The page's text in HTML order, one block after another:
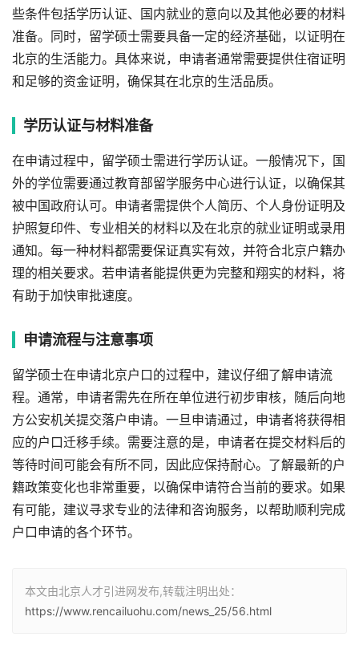
些条件包括学历认证、国内就业的意向以及其他必要的材料
准备。同时，留学硕士需要具备一定的经济基础，以证明在
北京的生活能力。具体来说，申请者通常需要提供住宿证明
和足够的资金证明，确保其在北京的生活品质。
学历认证与材料准备
在申请过程中，留学硕士需进行学历认证。一般情况下，国
外的学位需要通过教育部留学服务中心进行认证，以确保其
被中国政府认可。申请者需提供个人简历、个人身份证明及
护照复印件、专业相关的材料以及在北京的就业证明或录用
通知。每一种材料都需要保证真实有效，并符合北京户籍办
理的相关要求。若申请者能提供更为完整和翔实的材料，将
有助于加快审批速度。
申请流程与注意事项
留学硕士在申请北京户口的过程中，建议仔细了解申请流
程。通常，申请者需先在所在单位进行初步审核，随后向地
方公安机关提交落户申请。一旦申请通过，申请者将获得相
应的户口迁移手续。需要注意的是，申请者在提交材料后的
等待时间可能会有所不同，因此应保持耐心。了解最新的户
籍政策变化也非常重要，以确保申请符合当前的要求。如果
有可能，建议寻求专业的法律和咨询服务，以帮助顺利完成
户口申请的各个环节。
本文由北京人才引进网发布,转载注明出处：
https://www.rencailuohu.com/news_25/56.html